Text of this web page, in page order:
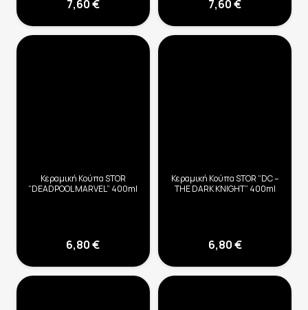
7,60€ 7,60€
Κεραμική Κούπα STOR
“DEADPOOL MARVEL” 400ml
6,80€
Κεραμική Κούπα STOR “DC –
THE DARK KNIGHT” 400ml
6,80€